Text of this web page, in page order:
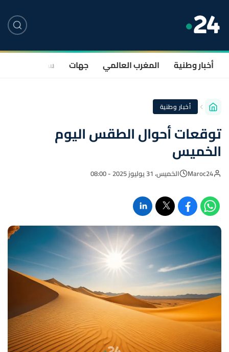
أخبار وطنية المغرب العالمي جهات سياسة
أخبار وطنية
توقعات أحوال الطقس اليوم
الخميس
Maroc24 الخميس، 31 يوليوز 2025 - 08:00